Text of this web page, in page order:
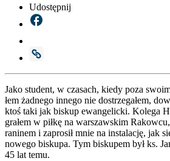
Udostępnij
Jako stu­dent, w cza­sach, kie­dy poza
łem żad­ne­go inne­go nie dostrze­ga­łem,
ktoś taki jak biskup ewan­ge­lic­ki. Kole­ga
gra­łem w pił­kę na war­szaw­skim
ra­ni­nem i zapro­sił mnie na insta­la­cję, jak
nowe­go bisku­pa. Tym bisku­pem był ks.
45 lat temu.